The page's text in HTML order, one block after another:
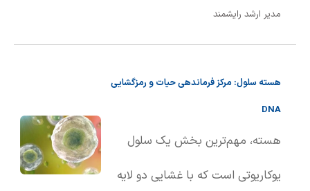
لیگاند، اتم، یون یا مولکولی است که
پیوند کووالانسی، به یک اتم یا یون
مدیر ارشد رایشمند
هسته سلول: مرکز فرماندهی حیات و رمزگشایی
DNA
هسته، مهم‌ترین بخش یک سلول
یوکاریوتی است که با غشایی دو لایه